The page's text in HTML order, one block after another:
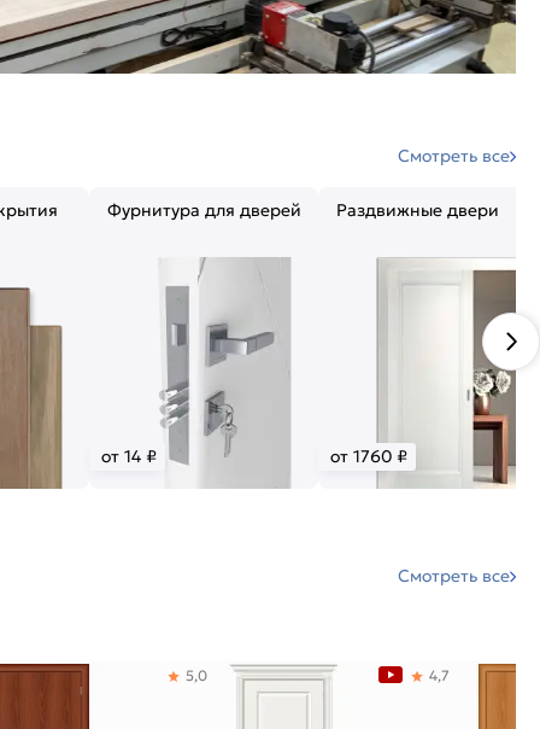
Смотреть все
Фурнитура для дверей
от 14 ₽
Раздвижные двери
от 1760 ₽
Смотреть все
5,0 4,7